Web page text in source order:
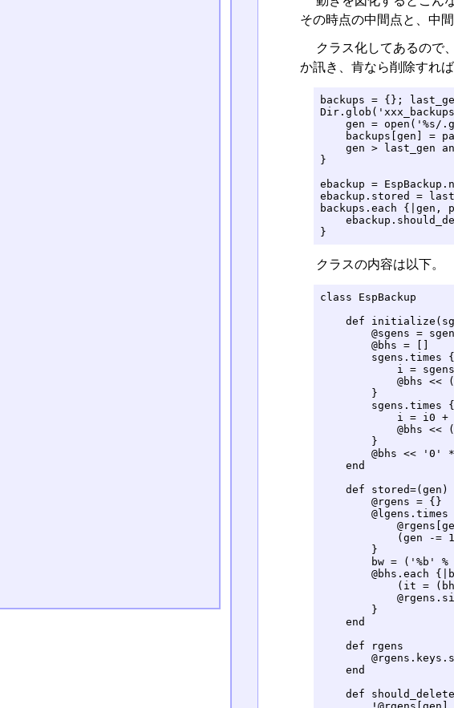
その時点の中間点と、中
クラス化してあるので
か訊き、肯なら削除すれば
backups = {};
gen = open('%s/
backups[gen] =
gen > last_gen
}
ebackup =
ebackup.stored =
backups.each {|gen,
}
クラスの内容は以下。
class EspBackup
def
@sgens =
@bhs = []
sgens.times
i =
@bhs <<
        }
sgens.times
i = i0 +
@bhs <<
        }
@bhs << '0'
    end
    def stored=(gen)
        @rgens = {}
@lgens.times
(gen -=
        }
bw = ('%b' %
@bhs.each
(it =
        }
    end
    def rgens
    end
def